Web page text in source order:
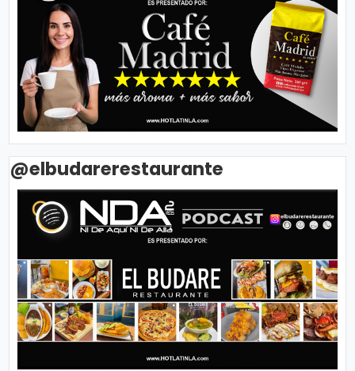
@elbudarerestaurante